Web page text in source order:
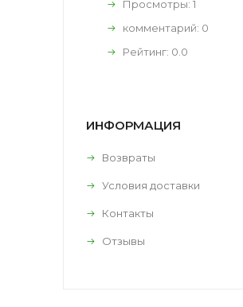
Просмотры: 1
комментарий: 0
Рейтинг: 0.0
ИНФОРМАЦИЯ
Возвраты
Условия доставки
Контакты
Отзывы